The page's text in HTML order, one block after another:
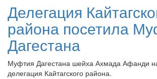
Делегация
района посетила
Дагестана
Муфтия Дагестана шейха Ахмада Афанди
делегация Кайтагского района.